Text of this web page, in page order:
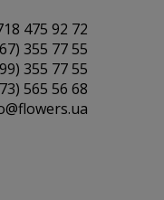
475 92 72
355 77 55
355 77 55
565 56 68